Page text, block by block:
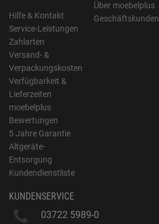
Hilfe & Kontakt
Service-Leistungen
Zahlarten
Versand- &
Verpackungskosten
Verfügbarkeit &
Lieferzeiten
moebelplus
Bewertungen
5 Jahre Garantie
Altgeräte-
Entsorgung
Kundendienstliste
Über moebelplus
Geschäftskunden
KUNDENSERVICE
03722 5989-0